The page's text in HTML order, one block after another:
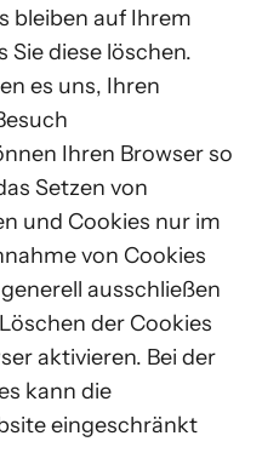
bleiben auf Ihrem
Sie diese löschen.
es uns, Ihren
Ihren Browser so
Setzen von
und Cookies nur im
von Cookies
ausschließen
der Cookies
aktivieren. Bei der
kann die
eingeschränkt